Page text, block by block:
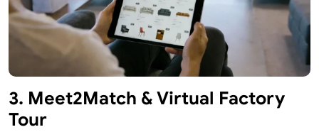
3. Meet2Match & Virtual Factory
Tour